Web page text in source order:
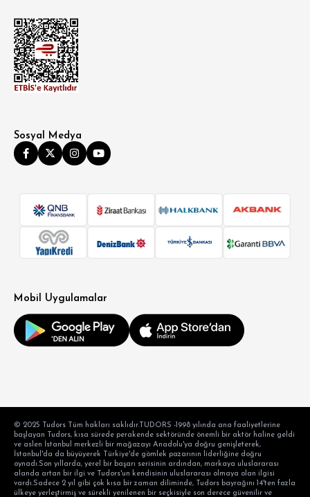
Sosyal Medya
Mobil Uygulamalar
© 2025 Tudors Tüm hakları saklıdır.TUDORS -1998 yılında ana faaliyetlerine
başlayan Tudors, kısa sürede perakende sektöründe önemli bir aktör haline geldi
ve aslen İstanbul merkezli bir mağazayı Anadolu'ya doğru genişleterek,
İstanbul'da da büyüyerek Türkiye'de gömlek pazarının liderliğine doğru
oynadı.Son yıllarda, yerel bir başarı serisinin ardından, markaya uluslararası
alanda artan bir ilgi ve Tudors'un kendisinin uluslararası olmaya olan ilgisi
vardı.Sadece 2 yıl gibi çok kısa bir zaman diliminde, Tudors bayrağını 14'ten fazla
ülkeye yerleştirmiş ve sürekli yenilenen bir seçkisiyle son derece güvenilir ve